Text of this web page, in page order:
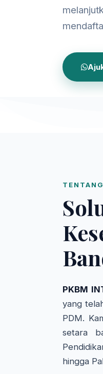
PKBM
yang
PDM.
setara
hingga